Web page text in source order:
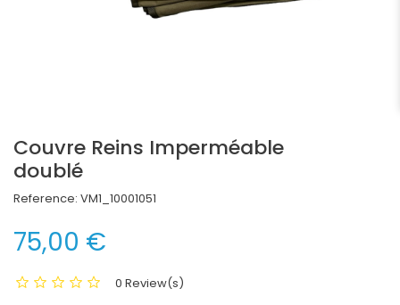
Couvre Reins Imperméable
doublé
Reference: VM1_10001051
75,00 €
0 Review(s)